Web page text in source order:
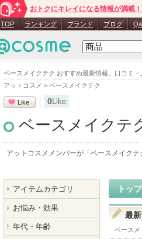
ベースメイクテク おすすめ最新情報。口コミ
アットコスメ > ベースメイクテク
おトクにキレイになる情報が満載！
TOP ランキング ブランド ブログ
Like 0Like
ベースメイクテ
アットコスメメンバーが「 ベースメイクテ
トップ
最
ベースメ
アイテムカテゴリ
お悩み・効果
年代・年齢